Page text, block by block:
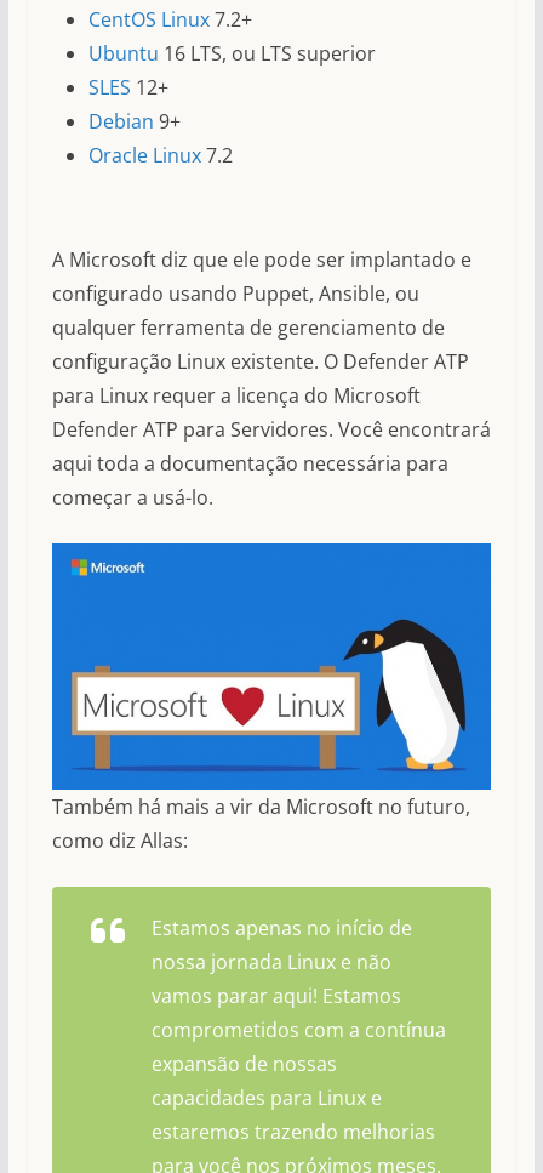
CentOS Linux7.2+
Ubuntu 16 LTS, ou LTS superior
SLES 12+
Debian 9+
Oracle Linux7.2
A Microsoft diz que ele pode ser implantado e
configurado usando Puppet, Ansible, ou
qualquer ferramenta de gerenciamento de
configuração Linux existente. O Defender ATP
para Linux requer a licença do Microsoft
Defender ATP para Servidores. Você encontrará
aqui toda a documentação necessária para
começar a usá-lo.
Também há mais a vir da Microsoft no futuro,
como diz Allas:
Estamos apenas no início de
nossa jornada Linux e não
vamos parar aqui! Estamos
comprometidos com a contínua
expansão de nossas
capacidades para Linux e
estaremos trazendo melhorias
para você nos próximos meses.